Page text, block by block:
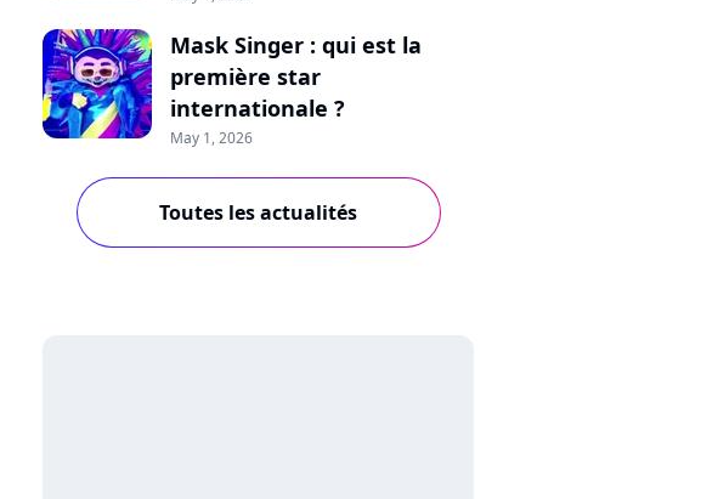
Mask Singer : qui est la
première star
internationale ?
May 1, 2026
Toutes les actualités